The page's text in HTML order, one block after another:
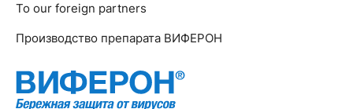
To our foreign partners
Производство препарата ВИФЕРОН